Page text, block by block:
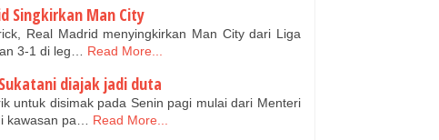
Singkirkan Man City
Real Madrid menyingkirkan Man City dari Liga
3-1 di leg… Read More...
diajak jadi duta
untuk disimak pada Senin pagi mulai dari Menteri
kawasan pa…
Read More...